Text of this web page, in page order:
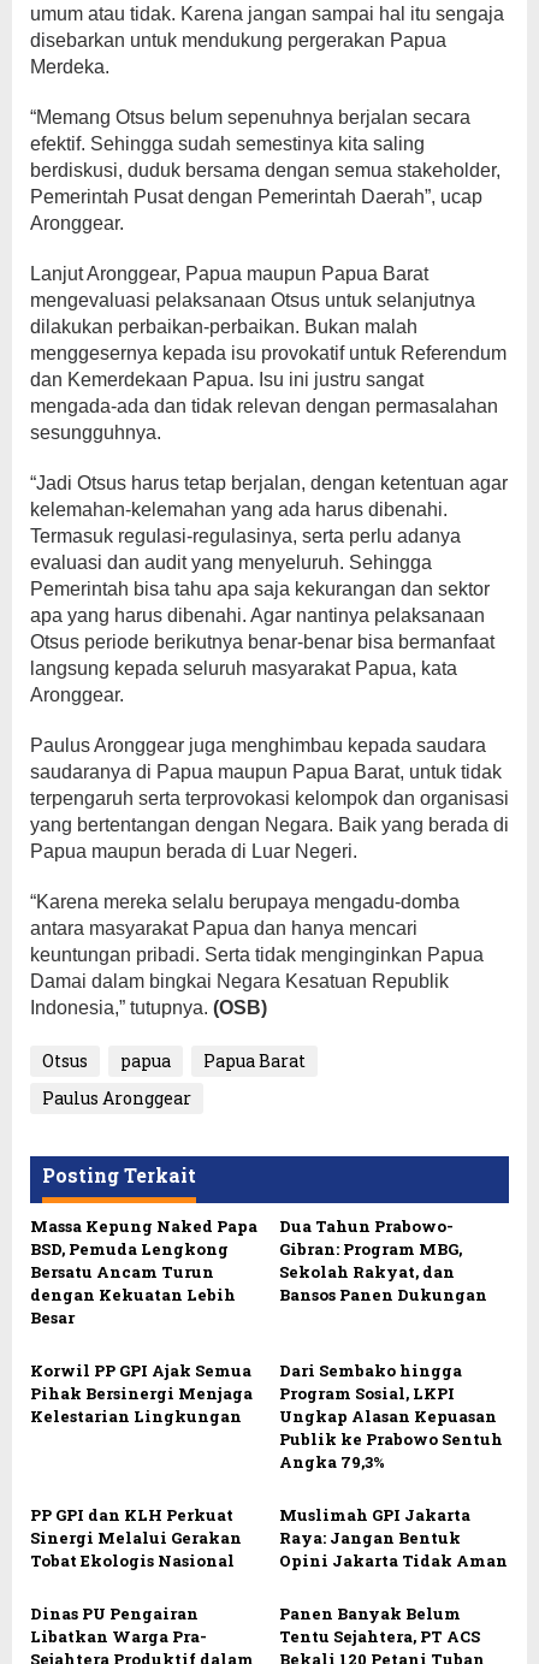
umum atau tidak. Karena jangan sampai hal itu sengaja
disebarkan untuk mendukung pergerakan Papua
Merdeka.
“Memang Otsus belum sepenuhnya berjalan secara
efektif. Sehingga sudah semestinya kita saling
berdiskusi, duduk bersama dengan semua stakeholder,
Pemerintah Pusat dengan Pemerintah Daerah”, ucap
Aronggear.
Lanjut Aronggear, Papua maupun Papua Barat
mengevaluasi pelaksanaan Otsus untuk selanjutnya
dilakukan perbaikan-perbaikan. Bukan malah
menggesernya kepada isu provokatif untuk Referendum
dan Kemerdekaan Papua. Isu ini justru sangat
mengada-ada dan tidak relevan dengan permasalahan
sesungguhnya.
“Jadi Otsus harus tetap berjalan, dengan ketentuan agar
kelemahan-kelemahan yang ada harus dibenahi.
Termasuk regulasi-regulasinya, serta perlu adanya
evaluasi dan audit yang menyeluruh. Sehingga
Pemerintah bisa tahu apa saja kekurangan dan sektor
apa yang harus dibenahi. Agar nantinya pelaksanaan
Otsus periode berikutnya benar-benar bisa bermanfaat
langsung kepada seluruh masyarakat Papua, kata
Aronggear.
Paulus Aronggear juga menghimbau kepada saudara
saudaranya di Papua maupun Papua Barat, untuk tidak
terpengaruh serta terprovokasi kelompok dan organisasi
yang bertentangan dengan Negara. Baik yang berada di
Papua maupun berada di Luar Negeri.
“Karena mereka selalu berupaya mengadu-domba
antara masyarakat Papua dan hanya mencari
keuntungan pribadi. Serta tidak menginginkan Papua
Damai dalam bingkai Negara Kesatuan Republik
Indonesia,” tutupnya. (OSB)
Otsus papua
Papua Barat
Paulus Aronggear
Posting Terkait
Massa Kepung Naked Papa
BSD, Pemuda Lengkong
Bersatu Ancam Turun
dengan Kekuatan Lebih
Besar
Dua Tahun Prabowo-
Gibran: Program MBG,
Sekolah Rakyat, dan
Bansos Panen Dukungan
Korwil PP GPI Ajak Semua
Pihak Bersinergi Menjaga
Kelestarian Lingkungan
Dari Sembako hingga
Program Sosial, LKPI
Ungkap Alasan Kepuasan
Publik ke Prabowo Sentuh
Angka 79,3%
PP GPI dan KLH Perkuat
Sinergi Melalui Gerakan
Tobat Ekologis Nasional
Muslimah GPI Jakarta
Raya: Jangan Bentuk
Opini Jakarta Tidak Aman
Dinas PU Pengairan
Libatkan Warga Pra-
Sejahtera Produktif dalam
Panen Banyak Belum
Tentu Sejahtera, PT ACS
Bekali 120 Petani Tuban